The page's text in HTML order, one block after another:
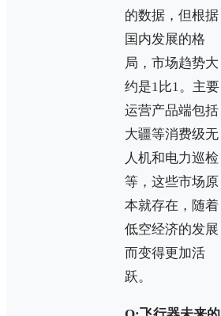
的数据，但根据
国内发展的格
局，市场趋势大
约是1比1。主要
运营产品端包括
大疆等消费级无
人机和电力巡检
等，这些市场原
本就存在，随着
低空经济的发展
而变得更加活
跃。